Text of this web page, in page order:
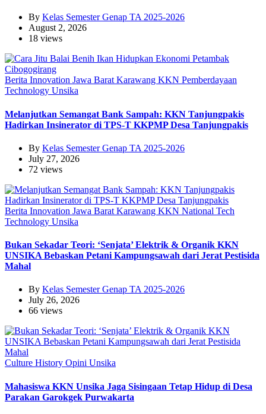
By Kelas Semester Genap TA 2025-2026
August 2, 2026
18 views
Berita Innovation Jawa Barat Karawang KKN Pemberdayaan
Technology Unsika
Melanjutkan Semangat Bank Sampah: KKN Tanjungpakis
Hadirkan Insinerator di TPS-T KKPMP Desa Tanjungpakis
By Kelas Semester Genap TA 2025-2026
July 27, 2026
72 views
Berita Innovation Jawa Barat Karawang KKN National Tech
Technology Unsika
Bukan Sekadar Teori: ‘Senjata’ Elektrik & Organik KKN
UNSIKA Bebaskan Petani Kampungsawah dari Jerat Pestisida
Mahal
By Kelas Semester Genap TA 2025-2026
July 26, 2026
66 views
Culture History Opini Unsika
Mahasiswa KKN Unsika Jaga Sisingaan Tetap Hidup di Desa
Parakan Garokgek Purwakarta